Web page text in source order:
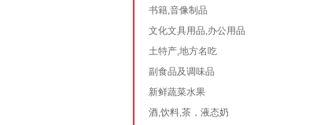
书籍,音像制品
文化文具用品,办公用品
土特产,地方名吃
副食品及调味品
新鲜蔬菜水果
酒,饮料,茶，液态奶